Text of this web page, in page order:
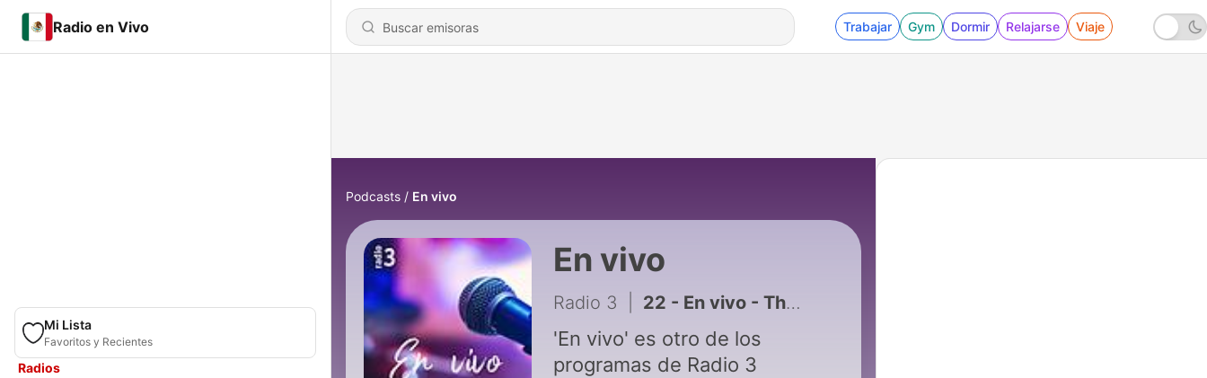
Radio en Vivo Trabajar Gym Dormir Relajarse Viaje
Mi Lista
Favoritos y Recientes
Radios
Podcasts En vivo
En vivo
Radio 3 22 - En vivo - The Excitements - 25/02/13
'En vivo' es otro de los
programas de Radio 3